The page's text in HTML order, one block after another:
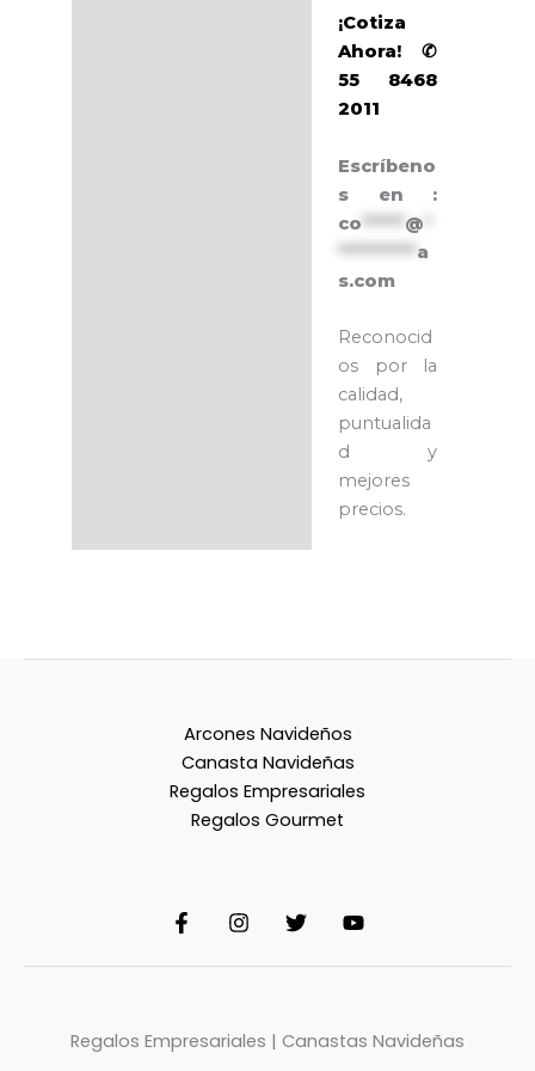
¡Cotiza
Ahora! ✆
55 8468
2011
Escríbeno
s en :
co ****** @
*********** a
s.com
Reconocid
os por la
calidad,
puntualida
d y
mejores
precios.
Arcones Navideños
Canasta Navideñas
Regalos Empresariales
Regalos Gourmet
Regalos Empresariales | Canastas Navideñas